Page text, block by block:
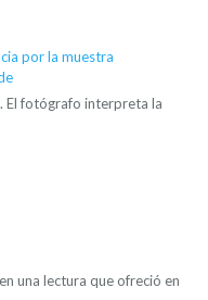
por la muestra
El fotógrafo interpreta la
una lectura que ofreció en